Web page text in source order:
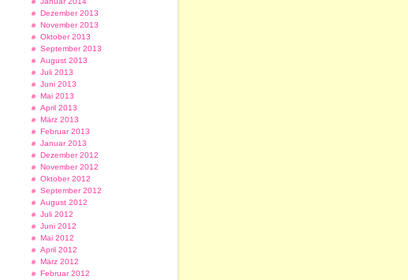
Dezember 2013
November 2013
Oktober 2013
September 2013
August 2013
Juli 2013
Juni 2013
Mai 2013
April 2013
März 2013
Februar 2013
Januar 2013
Dezember 2012
November 2012
Oktober 2012
September 2012
August 2012
Juli 2012
Juni 2012
Mai 2012
April 2012
März 2012
Februar 2012